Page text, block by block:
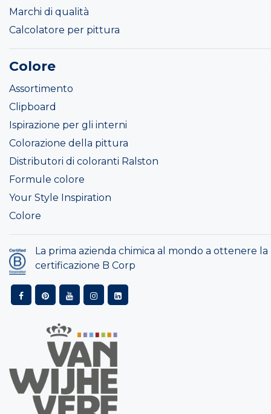
Marchi di qualità
Calcolatore per pittura
Colore
Assortimento
Clipboard
Ispirazione per gli interni
Colorazione della pittura
Distributori di coloranti Ralston
Formule colore
Your Style Inspiration
Colore
La prima azienda chimica al mondo a ottenere la
certificazione B Corp